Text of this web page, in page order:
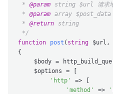
* @param string $url 请求
* @param array $post_data
* @return string
*/
function
post ( string $url,
{
$body =
    $options = [
'http'
=> [
'method'
=>